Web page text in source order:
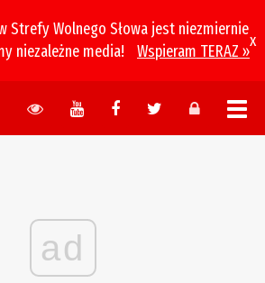
Strefy Wolnego Słowa jest niezmiernie
niezależne media!
Wspieram TERAZ »
x
ad